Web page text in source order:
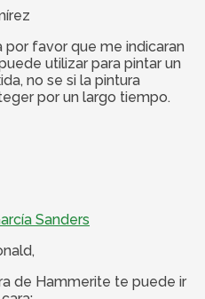
por favor que me indicaran
utilizar para pintar un
no se si la pintura
por un largo tiempo.
Sanders
de Hammerite te puede ir